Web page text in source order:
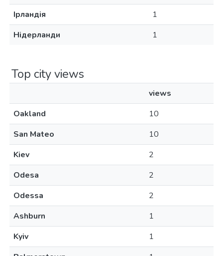
Ірландія
1
Нідерланди
1
Top city views
views
Oakland
10
San Mateo
10
Kiev
2
Odesa
2
Odessa
2
Ashburn
1
Kyiv
1